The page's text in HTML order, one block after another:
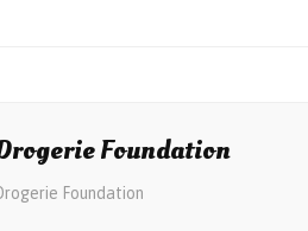
Foundation
Foundation